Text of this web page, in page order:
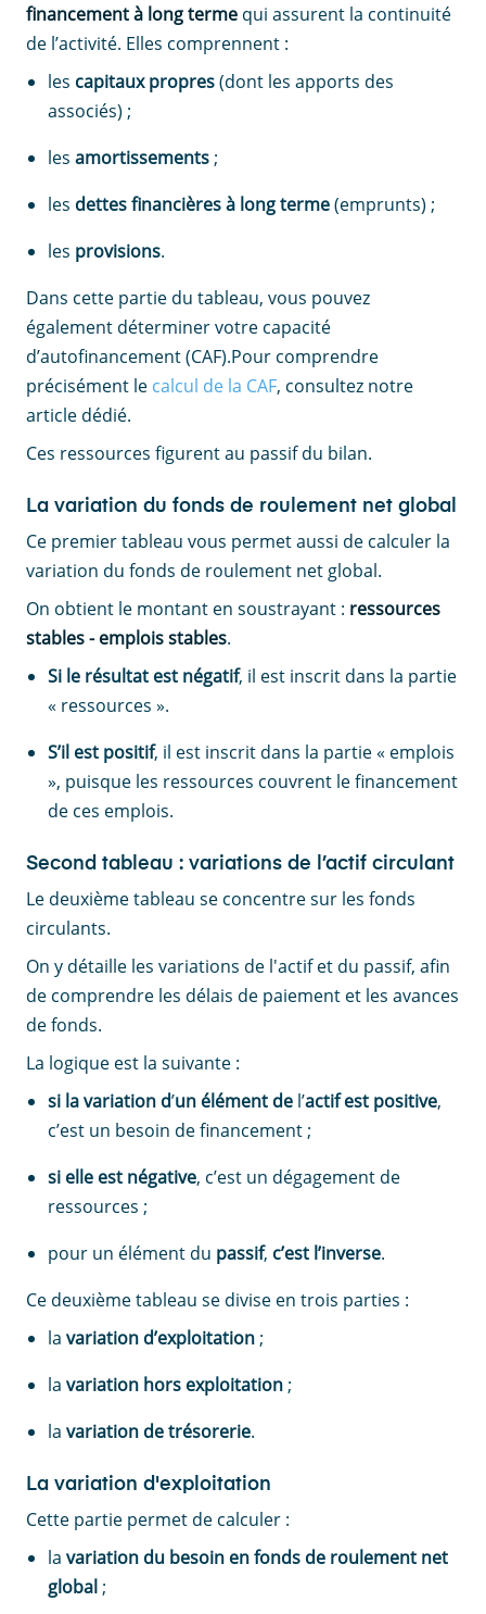
financement à long terme qui assurent la continuité
de l’activité. Elles comprennent :
les capitaux propres(dont les apports des
associés) ;
les amortissements ;
les dettes financières à long terme(emprunts) ;
les provisions.
Dans cette partie du tableau, vous pouvez
également déterminer votre capacité
d’autofinancement (CAF).Pour comprendre
précisément le calcul de la CAF, consultez notre
article dédié.
Ces ressources figurent au passif du bilan.
La variation du fonds de roulement net global
Ce premier tableau vous permet aussi de calculer la
variation du fonds de roulement net global.
On obtient le montant en soustrayant : ressources
stables - emplois stables.
Si le résultat est négatif, il est inscrit dans la partie
« ressources ».
S’il est positif, il est inscrit dans la partie « emplois
», puisque les ressources couvrent le financement
de ces emplois.
Second tableau : variations de l’actif circulant
Le deuxième tableau se concentre sur les fonds
circulants.
On y détaille les variations de l'actif et du passif, afin
de comprendre les délais de paiement et les avances
de fonds.
La logique est la suivante :
si la variation d’un élément de l’actif est positive,
c’est un besoin de financement ;
si elle est négative, c’est un dégagement de
ressources ;
pour un élément du passif, c’est l’inverse.
Ce deuxième tableau se divise en trois parties :
la variation d’exploitation ;
la variation hors exploitation ;
la variation de trésorerie.
La variation d'exploitation
Cette partie permet de calculer :
la variation du besoin en fonds de roulement net
global ;